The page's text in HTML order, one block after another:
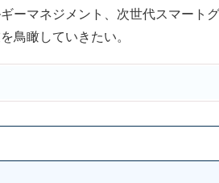
ーマネジメント、次世代スマート
鳥瞰していきたい。